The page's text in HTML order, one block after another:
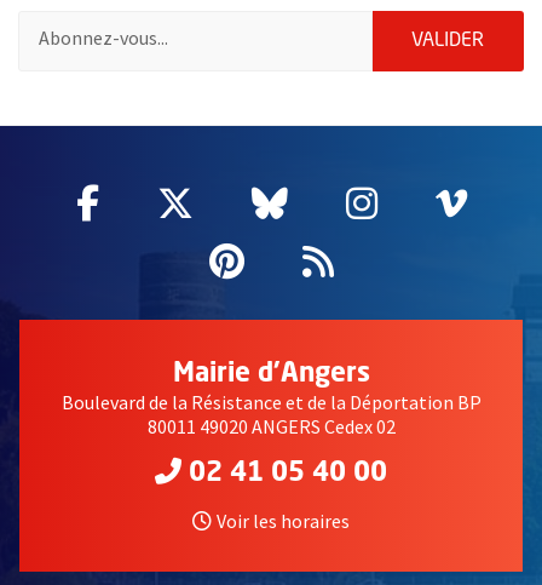
VALIDER
Facebook
, Ouvre une nouvelle fenêtre
Twitter
, Ouvre une nouvelle
Bluesky
, Ouvre une
Instagram
, Ouvre
,
Pinterest
, Ouvre une
Flux RSS
Mairie d'Angers
Boulevard de la Résistance et de la Déportation BP
80011 49020 ANGERS Cedex 02
02 41 05 40 00
Voir les horaires